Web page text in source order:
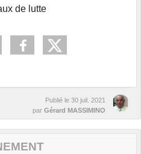
de lutte
Publié le 30 juil. 2021
par Gérard MASSIMINO